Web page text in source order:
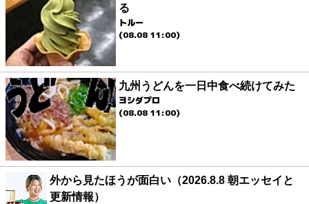
る
トルー
(08.08 11:00)
九州うどんを一日中食べ続けてみた
ヨシダプロ
(08.08 11:00)
外から見たほうが面白い（2026.8.8 朝エッセイと
更新情報）